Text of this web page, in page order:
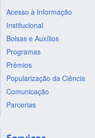
Acesso à Informação
Institucional
Bolsas e Auxílios
Programas
Prêmios
Popularização da Ciência
Comunicação
Parcerias